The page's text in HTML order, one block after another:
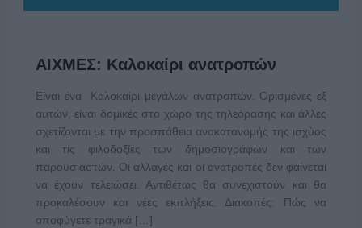
ΑΙΧΜΕΣ: Καλοκαίρι ανατροπών
Είναι ένα Καλοκαίρι μεγάλων ανατροπών. Ορισμένες εξ
αυτών, είναι δομικές στο χώρο της τηλεόρασης και άλλες
σχετίζονται με την προσπάθεια ανακατανομής της ισχύος
και τις φιλοδοξίες των δημοσιογράφων και των
παρουσιαστών. Οι αλλαγές και οι ανατροπές δεν φαίνεται
να έχουν τελειώσει. Αντιθέτως θα συνεχιστούν και θα
προκαλέσουν και νέες εκπλήξεις. Διακοπές: Πώς να
αποφύγετε τραγικά […]